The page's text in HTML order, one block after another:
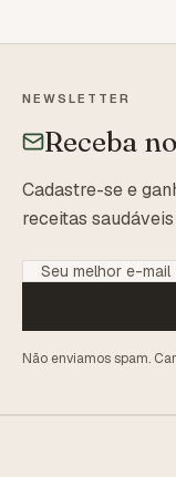
NEWSLETTER
Receba
Cadastre-se e
receitas
Não enviamos spam.